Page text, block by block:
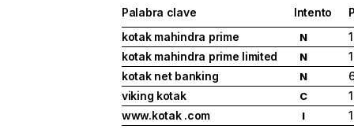
Palabra clave Intento
kotak mahindra prime
N
1
kotak mahindra prime limited
N
1
kotak net banking
N
viking kotak
C
1
www.kotak .com
I 1